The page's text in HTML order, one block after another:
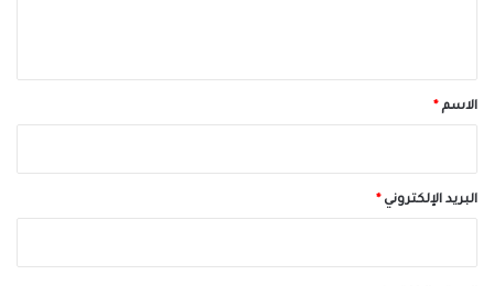
*الاسم*
البريد الإلكتروني*